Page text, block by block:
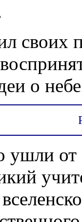
своих
о
ушли